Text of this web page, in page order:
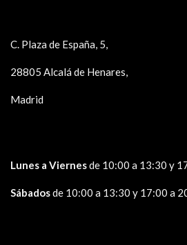
C. Plaza de España, 5,
28805 Alcalá de Henares,
Madrid
Lunes a Viernesde 10:00 a 13:30 y
Sábadosde 10:00 a 13:30 y 17:00 a